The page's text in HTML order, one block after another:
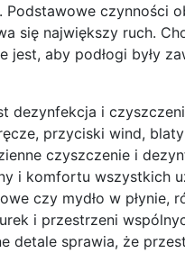
czynności
się największy ruch.
jest, aby podłogi były
dezynfekcja i
przyciski wind,
czyszczenie i
i komfortu wszystkich
czy mydło w
i przestrzeni
detale sprawia, że